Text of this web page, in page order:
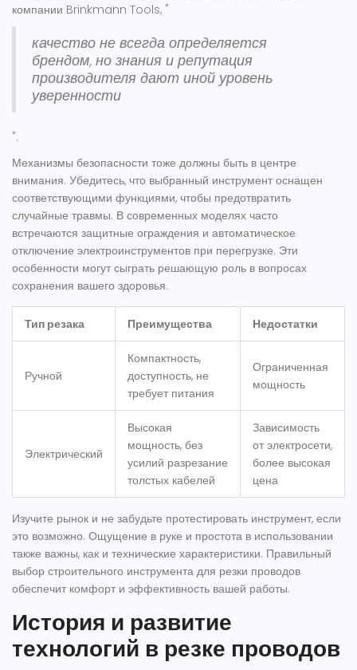
компании Brinkmann Tools, "
качество не всегда определяется
брендом, но знания и репутация
производителя дают иной уровень
уверенности
".
Механизмы безопасности тоже должны быть в центре
внимания. Убедитесь, что выбранный инструмент оснащен
соответствующими функциями, чтобы предотвратить
случайные травмы. В современных моделях часто
встречаются защитные ограждения и автоматическое
отключение электроинструментов при перегрузке. Эти
особенности могут сыграть решающую роль в вопросах
сохранения вашего здоровья.
Тип резака Преимущества Недостатки
Ручной
Компактность,
доступность, не
требует питания
Ограниченная
мощность
Электрический
Высокая
мощность, без
усилий разрезание
толстых кабелей
Зависимость
от электросети,
более высокая
цена
Изучите рынок и не забудьте протестировать инструмент, если
это возможно. Ощущение в руке и простота в использовании
также важны, как и технические характеристики. Правильный
выбор строительного инструмента для резки проводов
обеспечит комфорт и эффективность вашей работы.
История и развитие
технологий в резке проводов